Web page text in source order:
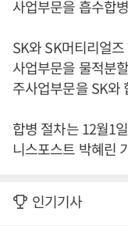
사업부문을 흡수합
SK와 SK머티리얼
사업부문을 물적분
주사업부문을 SK와
합병 절차는 12월1
니스포스트 박혜린
인기기사